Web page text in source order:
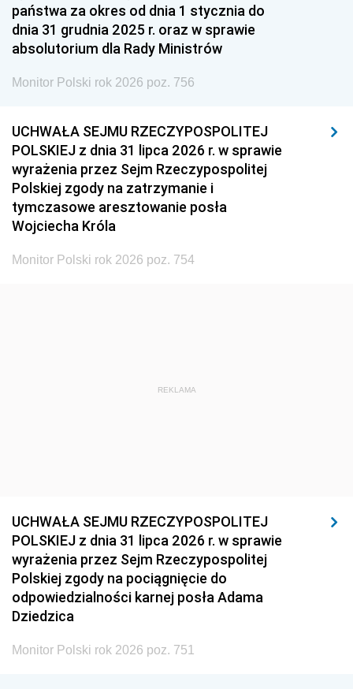
państwa za okres od dnia 1 stycznia do
dnia 31 grudnia 2025 r. oraz w sprawie
absolutorium dla Rady Ministrów
Monitor Polski rok 2026 poz. 756
UCHWAŁA SEJMU RZECZYPOSPOLITEJ
POLSKIEJ z dnia 31 lipca 2026 r. w sprawie
wyrażenia przez Sejm Rzeczypospolitej
Polskiej zgody na zatrzymanie i
tymczasowe aresztowanie posła
Wojciecha Króla
Monitor Polski rok 2026 poz. 754
REKLAMA
UCHWAŁA SEJMU RZECZYPOSPOLITEJ
POLSKIEJ z dnia 31 lipca 2026 r. w sprawie
wyrażenia przez Sejm Rzeczypospolitej
Polskiej zgody na pociągnięcie do
odpowiedzialności karnej posła Adama
Dziedzica
Monitor Polski rok 2026 poz. 751